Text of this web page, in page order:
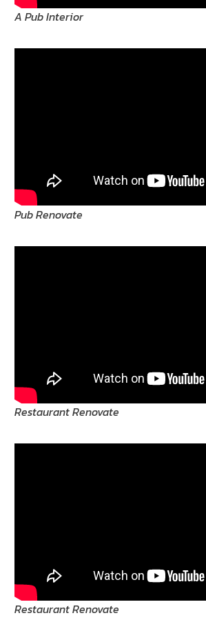
A Pub Interior
Pub Renovate
Restaurant Renovate
Restaurant Renovate